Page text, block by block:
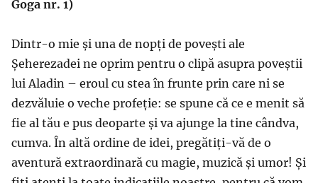
Goga nr. 1)
Dintr-o mie și una de nopți de povești ale
Șeherezadei ne oprim pentru o clipă asupra poveștii
lui Aladin – eroul cu stea în frunte prin care ni se
dezvăluie o veche profeție: se spune că ce e menit să
fie al tău e pus deoparte și va ajunge la tine cândva,
cumva. În altă ordine de idei, pregătiți-vă de o
aventură extraordinară cu magie, muzică și umor! Și